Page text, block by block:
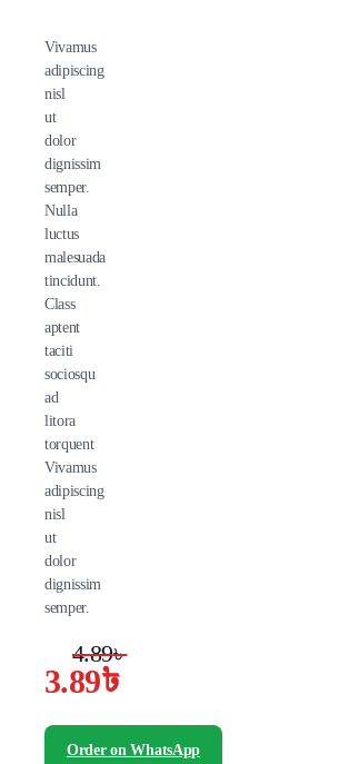
Vivamus
adipiscing
nisl
ut
dolor
dignissim
semper.
Nulla
luctus
malesuada
tincidunt.
Class
aptent
taciti
sociosqu
ad
litora
torquent
Vivamus
adipiscing
nisl
ut
dolor
dignissim
semper.
4.89৳
price
3.89৳
price
Order on WhatsApp